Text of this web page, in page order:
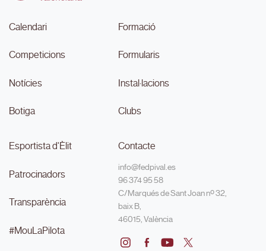
Calendari
Competicions
Notícies
Botiga
Formació
Formularis
Instal·lacions
Clubs
Esportista d'Èlit
Patrocinadors
Transparència
#MouLaPilota
Contacte
info@fedpival.es
96 374 95 58
C/Marqués de Sant Joan nº 32,
baix B,
46015, València